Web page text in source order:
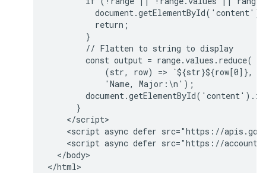
          return;
        }
        // Flatten to string to display
        const output = range.values.reduce(
(str, row) => `${str}${row[0]},
            'Name, Major:\n');
      }
    </script>
<script async defer src="https://
<script async defer src="https://
  </body>
</html>